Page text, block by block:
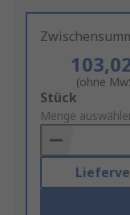
(ohne
Add
to
Basket
Stück
Menge